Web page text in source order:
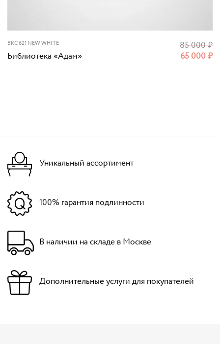
BKC 621 NEW WHITE
Библиотека «Адам» 65 000₽
85 000₽
Уникальный ассортимент
100% гарантия подлинности
В наличии на складе в Москве
Дополнительные услуги для покупателей